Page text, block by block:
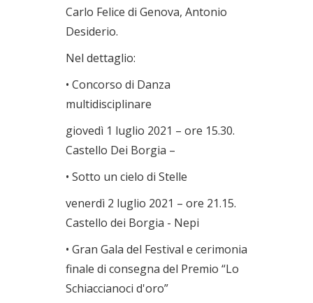
Carlo Felice di Genova, Antonio
Desiderio.
Nel dettaglio:
• Concorso di Danza
multidisciplinare
giovedì 1 luglio 2021 – ore 15.30.
Castello Dei Borgia –
• Sotto un cielo di Stelle
venerdì 2 luglio 2021 – ore 21.15.
Castello dei Borgia - Nepi
• Gran Gala del Festival e cerimonia
finale di consegna del Premio “Lo
Schiaccianoci d'oro”